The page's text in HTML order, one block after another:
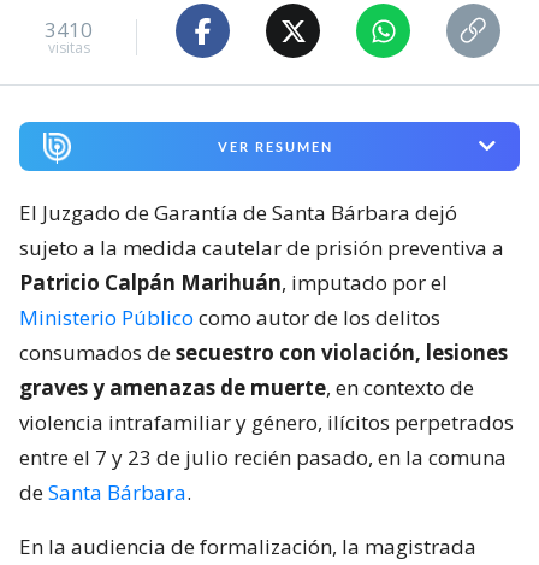
3410
visitas
VER RESUMEN
El Juzgado de Garantía de Santa Bárbara dejó
sujeto a la medida cautelar de prisión preventiva a
Patricio Calpán Marihuán, imputado por el
Ministerio Público como autor de los delitos
consumados desecuestro con violación, lesiones
graves y amenazas de muerte, en contexto de
violencia intrafamiliar y género, ilícitos perpetrados
entre el 7 y 23 de julio recién pasado, en la comuna
deSanta Bárbara.
En la audiencia de formalización, la magistrada